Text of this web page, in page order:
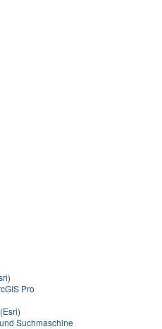
Pro
Suchmaschine